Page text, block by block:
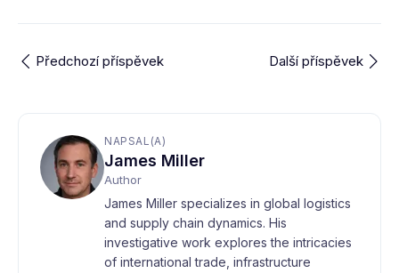
Předchozí příspěvek Další příspěvek
NAPSAL(A)
James Miller
Author
James Miller specializes in global logistics
and supply chain dynamics. His
investigative work explores the intricacies
of international trade, infrastructure